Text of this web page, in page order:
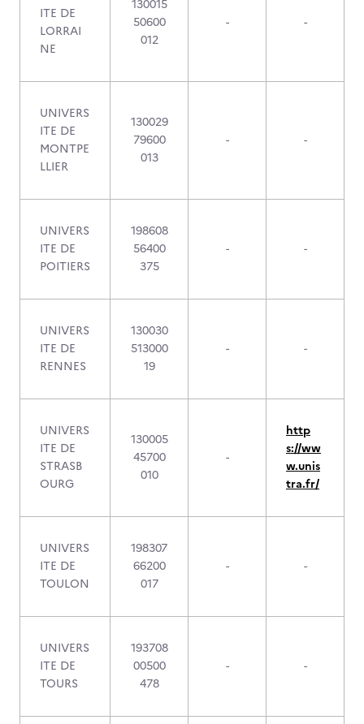
ITE DE
LORRAI
NE
130015
50600
012
- -
UNIVERS
ITE DE
MONTPE
LLIER
130029
79600
013
- -
UNIVERS
ITE DE
POITIERS
198608
56400
375
- -
UNIVERS
ITE DE
RENNES
130030
513000
19
- -
UNIVERS
ITE DE
STRASB
OURG
130005
45700
010
-
http
s://ww
w.unis
tra.fr/
UNIVERS
ITE DE
TOULON
198307
66200
017
- -
UNIVERS
ITE DE
TOURS
193708
00500
478
- -